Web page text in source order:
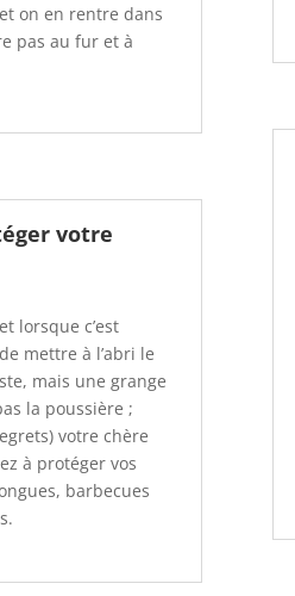
on en rentre dans
pas au fur et à
votre
lorsque c’est
mettre à l’abri le
mais une grange
la poussière ;
votre chère
à protéger vos
barbecues